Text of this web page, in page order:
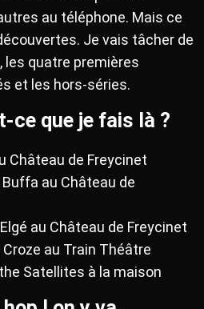
au téléphone. Mais ce
Je vais tâcher de
les quatre premières
et les hors-séries.
ce que je fais là ?
Château de Freycinet
au Château de
au Château de Freycinet
Croze au Train Théâtre
Satellites à la maison